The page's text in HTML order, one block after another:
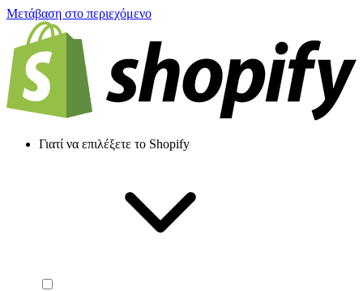
Μετάβαση στο περιεχόμενο
Γιατί να επιλέξετε το Shopify